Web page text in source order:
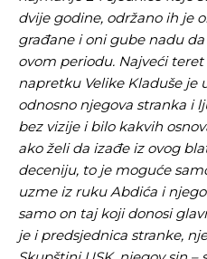
dvije godine, održano ih je
građane i oni gube nadu
ovom periodu. Najveći
napretku Velike Kladuše je
odnosno njegova stranka i
bez vizije i bilo kakvih
ako želi da izađe iz ovog
deceniju, to je moguće
uzme iz ruku Abdića i
samo on taj koji donosi
je i predsjednica stranke,